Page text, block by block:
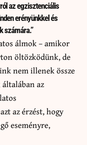
az egzisztenciális
erényünkkel és
számára.”
álmok – amikor
öltözködünk, de
nem illenek össze
az
az érzést, hogy
eseményre,